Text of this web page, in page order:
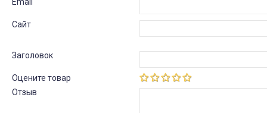
Email
Сайт
Заголовок
Оцените товар
Отзыв